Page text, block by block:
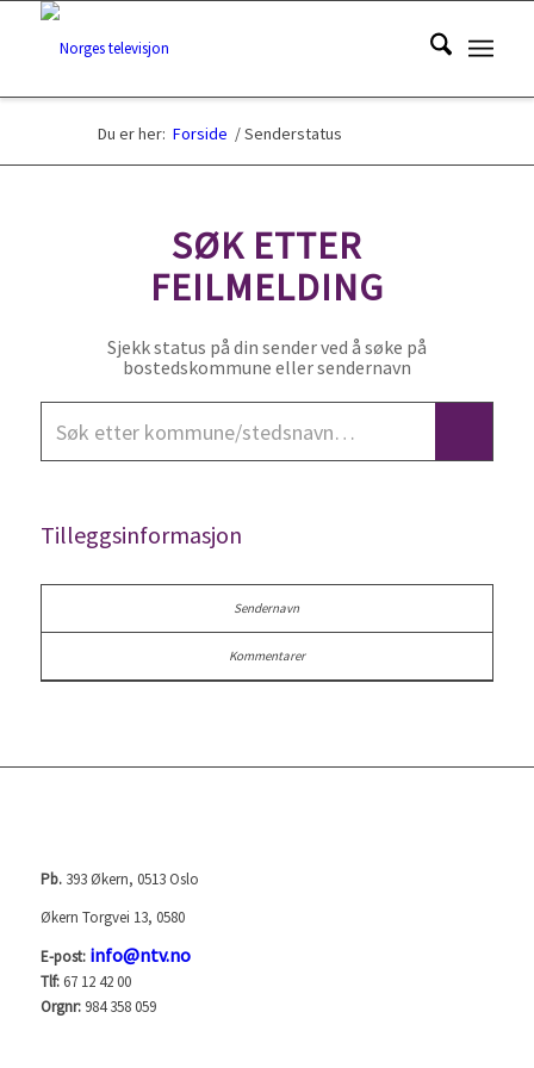
Du er her: Forside /Senderstatus
SØK ETTER
FEILMELDING
Sjekk status på din sender ved å søke på
bostedskommune eller sendernavn
Tilleggsinformasjon
Pb. 393 Økern, 0513 Oslo
Økern Torgvei 13, 0580
E-post: info@ntv.no
Tlf:67 12 42 00
Orgnr:984 358 059